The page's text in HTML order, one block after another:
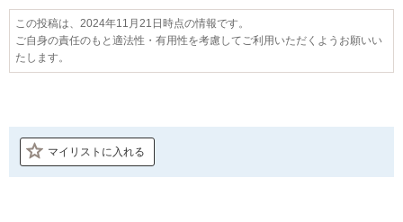
この投稿は、2024年11月21日時点の情報です。
ご自身の責任のもと適法性・有用性を考慮してご利用いただくようお願いい
たします。
マイリストに入れる